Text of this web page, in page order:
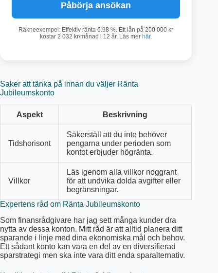
Påbörja ansökan
Räkneexempel: Effektiv ränta 6.98 %. Ett lån på 200 000 kr
kostar 2 032 kr/månad i 12 år. Läs mer här.
Saker att tänka på innan du väljer Ränta
Jubileumskonto
Aspekt Beskrivning
Tidshorisont
Säkerställ att du inte behöver
pengarna under perioden som
kontot erbjuder högränta.
Villkor
Läs igenom alla villkor noggrant
för att undvika dolda avgifter eller
begränsningar.
Expertens råd om Ränta Jubileumskonto
Som finansrådgivare har jag sett många kunder dra
nytta av dessa konton. Mitt råd är att alltid planera ditt
sparande i linje med dina ekonomiska mål och behov.
Ett sådant konto kan vara en del av en diversifierad
sparstrategi men ska inte vara ditt enda sparalternativ.